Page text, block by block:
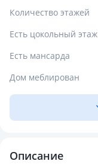
Количество этажей
Есть цокольный этаж
Есть мансарда
Дом меблирован
Описание